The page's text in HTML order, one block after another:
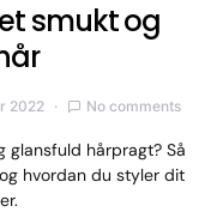
smukt og
2022 No comments
glansfuld hårpragt? Så
hvordan du styler dit